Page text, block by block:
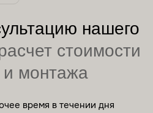
нашего
стоимости
и монтажа
время в течении дня